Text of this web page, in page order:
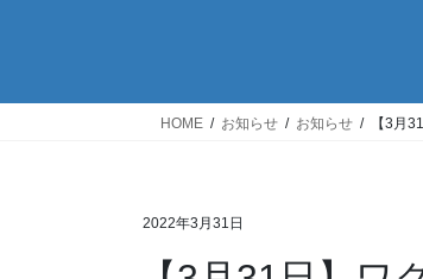
HOME お知らせ お知らせ 【3月
2022年3月31日